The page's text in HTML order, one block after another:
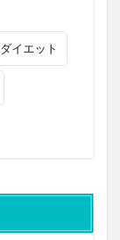
イエット